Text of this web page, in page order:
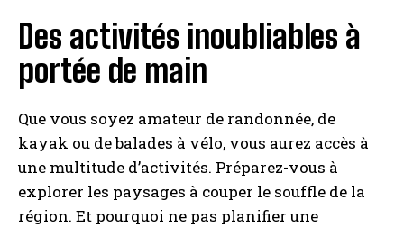
Des activités inoubliables à
portée de main
Que vous soyez amateur de randonnée, de
kayak ou de balades à vélo, vous aurez accès à
une multitude d’activités. Préparez-vous à
explorer les paysages à couper le souffle de la
région. Et pourquoi ne pas planifier une